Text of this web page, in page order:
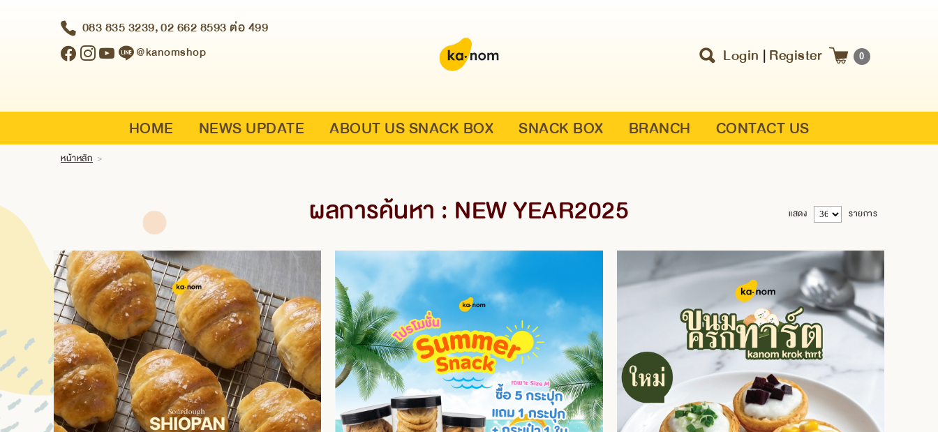
ABOUT US SNACK BOX
SNACK BOX
BRANCH
083 835 3239,02 662 8593 ต่อ 499
@kanomshop Login |Register 0
HOME NEWS UPDATE ABOUT US SNACK BOX SNACK BOX BRANCH CONTACT US
หน้าหลัก >
ผลการค้นหา : NEW YEAR2025 แสดง รายการ